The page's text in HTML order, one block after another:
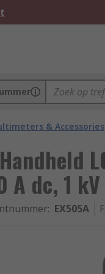
& Accessories
A dc, 1
: EX505A